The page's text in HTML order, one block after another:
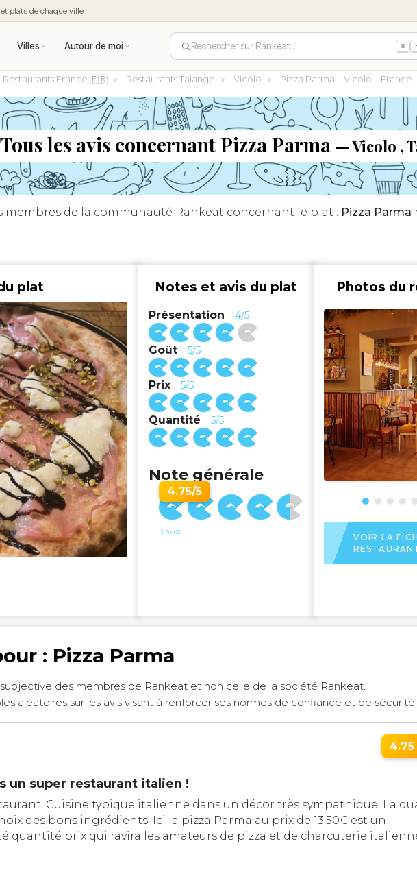
plats de chaque ville
Villes Autour de moi Rechercher sur Rankeat… ⌘
Restaurants France 🇫🇷 Restaurants Talange Vicolo Pizza Parma – Vicolo – France
Tous les avis concernant Pizza Parma — Vicolo ,
membres de la communauté Rankeat concernant le plat : Pizza Parma
plat Notes et avis du plat
Présentation 4/5
Goût 5/5
Prix 5/5
Quantité 5/5
Note générale
4.75/5
(1 avis)
Photos du
VOIR LA
: Pizza Parma
des membres de Rankeat et non celle de la société Rankeat.
aléatoires sur les avis visant à renforcer ses normes de confiance et de sécurité.
4.75
un super restaurant italien !
Cuisine typique italienne dans un décor très sympathique. La
des bons ingrédients. Ici la pizza Parma au prix de 13,50€ est un
quantité prix qui ravira les amateurs de pizza et de charcuterie